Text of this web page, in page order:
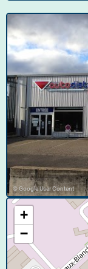
© Google User Content
+
−